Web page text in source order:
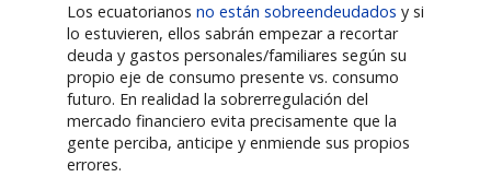
Los ecuatorianosno están sobreendeudados y si
lo estuvieren, ellos sabrán empezar a recortar
deuda y gastos personales/familiares según su
propio eje de consumo presente vs. consumo
futuro. En realidad la sobrerregulación del
mercado financiero evita precisamente que la
gente perciba, anticipe y enmiende sus propios
errores.